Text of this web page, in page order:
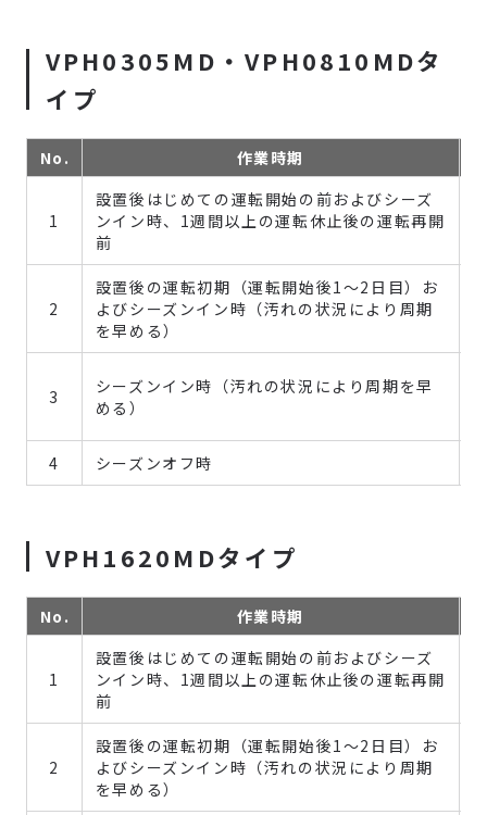
VPH0305MD・VPH0810MDタ
イプ
No. 作業時期
1
設置後はじめての運転開始の前およびシーズ
ンイン時、1週間以上の運転休止後の運転再開
前
2
設置後の運転初期（運転開始後1～2日目）お
よびシーズンイン時（汚れの状況により周期
を早める）
3
シーズンイン時（汚れの状況により周期を早
める）
4 シーズンオフ時
VPH1620MDタイプ
No. 作業時期
1
設置後はじめての運転開始の前およびシーズ
ンイン時、1週間以上の運転休止後の運転再開
前
2
設置後の運転初期（運転開始後1～2日目）お
よびシーズンイン時（汚れの状況により周期
を早める）